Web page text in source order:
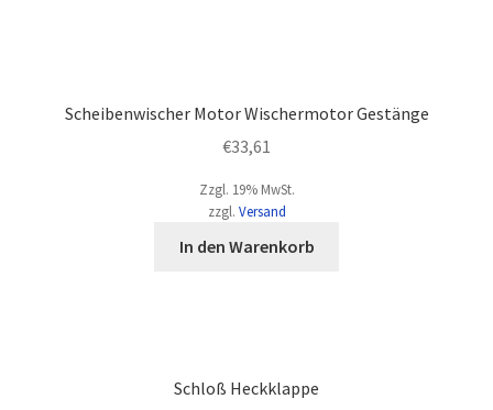
Scheibenwischer Motor Wischermotor Gestänge
€33,61
Zzgl. 19% MwSt.
zzgl. Versand
In den Warenkorb
Schloß Heckklappe